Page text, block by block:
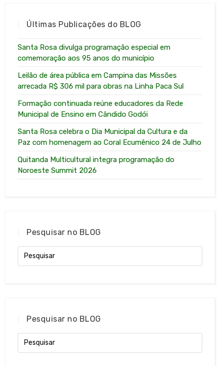
Últimas Publicações do BLOG
Santa Rosa divulga programação especial em
comemoração aos 95 anos do município
Leilão de área pública em Campina das Missões
arrecada R$ 306 mil para obras na Linha Paca Sul
Formação continuada reúne educadores da Rede
Municipal de Ensino em Cândido Godói
Santa Rosa celebra o Dia Municipal da Cultura e da
Paz com homenagem ao Coral Ecumênico 24 de Julho
Quitanda Multicultural integra programação do
Noroeste Summit 2026
Pesquisar no BLOG
Pesquisar no BLOG